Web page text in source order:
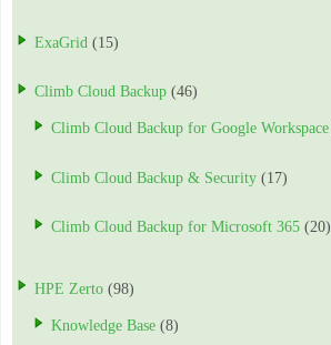
ExaGrid (15)
Climb Cloud Backup (46)
Climb Cloud Backup for Google Workspace
Climb Cloud Backup & Security (17)
Climb Cloud Backup for Microsoft 365 (20)
HPE Zerto (98)
Knowledge Base (8)